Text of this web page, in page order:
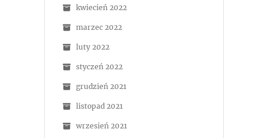
kwiecień 2022
marzec 2022
luty 2022
styczeń 2022
grudzień 2021
listopad 2021
wrzesień 2021